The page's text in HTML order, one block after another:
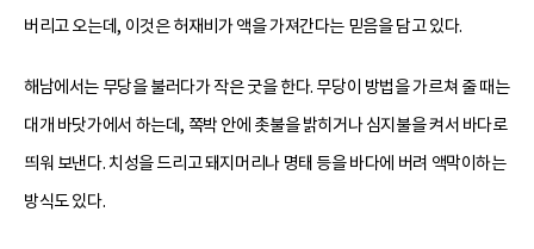
버리고 오는데, 이것은 허재비가 액을 가져간다는 믿음을 담고 있다.
해남에서는 무당을 불러다가 작은 굿을 한다. 무당이 방법을 가르쳐 줄 때는
대개 바닷가에서 하는데, 쪽박 안에 촛불을 밝히거나 심지불을 켜서 바다로
띄워 보낸다. 치성을 드리고 돼지머리나 명태 등을 바다에 버려 액막이하는
방식도 있다.